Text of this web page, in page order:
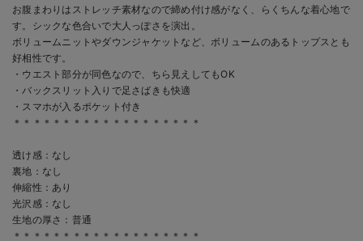
お腹まわりはストレッチ素材なので締め付け感がなく、らくちんな着心地で
す。シックな色合いで大人っぽさを演出。
ボリュームニットやダウンジャケットなど、ボリュームのあるトップスとも
好相性です。
・ウエスト部分が同色なので、ちら見えしてもOK
・バックスリット入りで足さばきも快適
・スマホが入るポケット付き
＊＊＊＊＊＊＊＊＊＊＊＊＊＊＊＊＊＊＊
透け感：なし
裏地：なし
伸縮性：あり
光沢感：なし
生地の厚さ：普通
＊＊＊＊＊＊＊＊＊＊＊＊＊＊＊＊＊＊＊